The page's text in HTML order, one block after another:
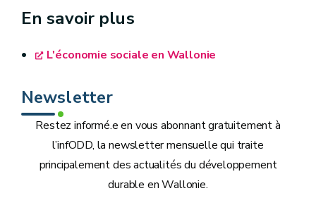
En savoir plus
L'économie sociale en Wallonie
Newsletter
Restez informé.e en vous abonnant gratuitement à
l’infODD, la newsletter mensuelle qui traite
principalement des actualités du développement
durable en Wallonie.